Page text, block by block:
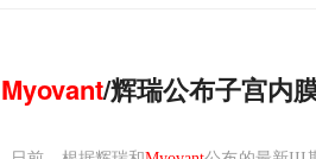
Myovant/辉瑞公布子宫内